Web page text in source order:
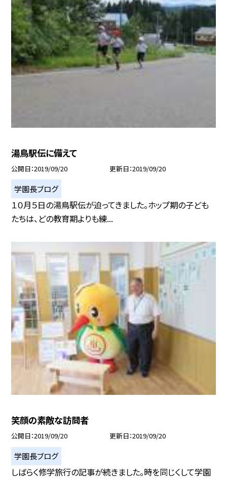
湯鳥駅伝に備えて
公開日 2019/09/20 更新日 2019/09/20
学園長ブログ
１０月５日の湯鳥駅伝が迫ってきました。ホップ期の子ども
たちは、どの教育期よりも練...
笑顔の素敵な訪問者
公開日 2019/09/20 更新日 2019/09/20
学園長ブログ
しばらく修学旅行の記事が続きました。時を同じくして学園